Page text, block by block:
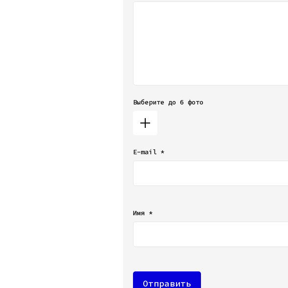
Выберите до 6 фото
E-mail *
Имя *
Отправить